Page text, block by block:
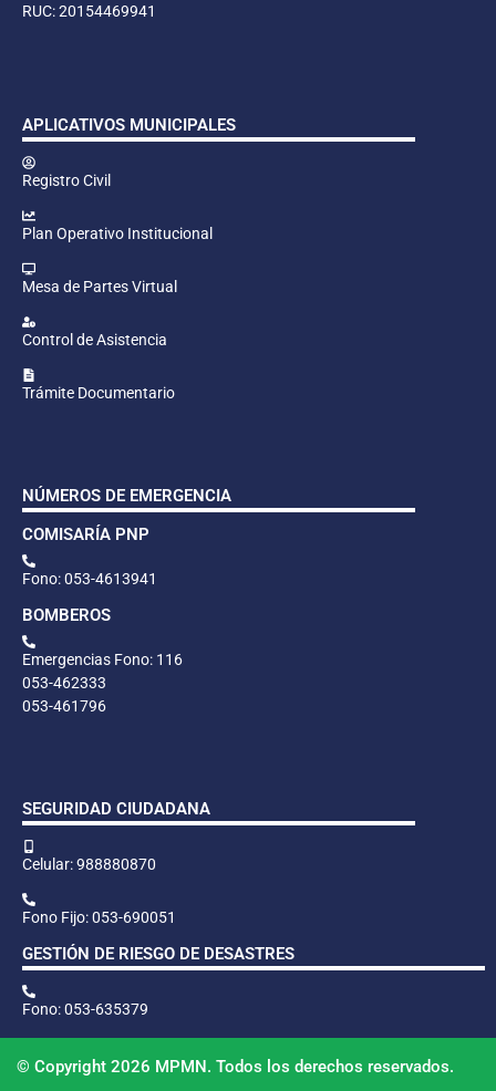
RUC: 20154469941
APLICATIVOS MUNICIPALES
Registro Civil
Plan Operativo Institucional
Mesa de Partes Virtual
Control de Asistencia
Trámite Documentario
NÚMEROS DE EMERGENCIA
COMISARÍA PNP
Fono: 053-4613941
BOMBEROS
Emergencias Fono: 116
053-462333
053-461796
SEGURIDAD CIUDADANA
Celular: 988880870
Fono Fijo: 053-690051
GESTIÓN DE RIESGO DE DESASTRES
Fono: 053-635379
© Copyright 2026 MPMN. Todos los derechos reservados.